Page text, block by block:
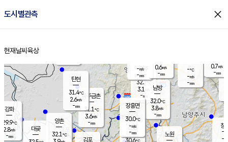
도시별관측 close
홈
현재날씨 육상
양주
32.7℃
3.1
-mm
파주금촌
31.1℃
3.6m/s
-mm
-℃
-m/s
-mm
대곶
창
-
탄현
31.4℃
2.6m/s
-mm
0.7m/s
-mm
김포
양촌
32.1℃
은평
30.6℃
노원
남방
32.0℃
3.8m/s
-mm
장흥면
30.0℃
-m/s
-mm
-m/s
-mm
강화
29.9℃
2.8m/s
-mm
0.6m/s
-mm